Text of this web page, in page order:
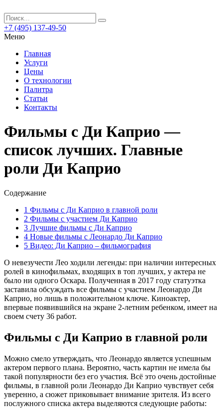
+7 (495) 137-49-50
Меню
Главная
Услуги
Цены
О технологии
Палитра
Статьи
Контакты
Фильмы с Ди Каприо —
список лучших. Главные
роли Ди Каприо
Содержание
1 Фильмы с Ди Каприо в главной роли
2 Фильмы с участием Ди Каприо
3 Лучшие фильмы с Ди Каприо
4 Новые фильмы с Леонардо Ди Каприо
5 Видео: Ди Каприо – фильмография
О невезучести Лео ходили легенды: при наличии интересных
ролей в кинофильмах, входящих в топ лучших, у актера не
было ни одного Оскара. Полученная в 2017 году статуэтка
заставила обсуждать все фильмы с участием Леонардо Ди
Каприо, но лишь в положительном ключе. Киноактер,
впервые появившийся на экране 2-летним ребенком, имеет на
своем счету 36 работ.
Фильмы с Ди Каприо в главной роли
Можно смело утверждать, что Леонардо является успешным
актером первого плана. Вероятно, часть картин не имела бы
такой популярности без его участия. Всё это очень достойные
фильмы, в главной роли Леонардо Ди Каприо чувствует себя
уверенно, а сюжет приковывает внимание зрителя. Из всего
послужного списка актера выделяются следующие работы: